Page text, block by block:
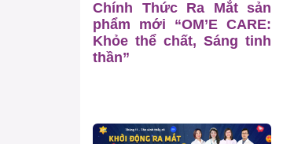
Chính Thức Ra Mắt sản
phẩm mới “OM’E CARE:
Khỏe thể chất, Sáng tinh
thần”